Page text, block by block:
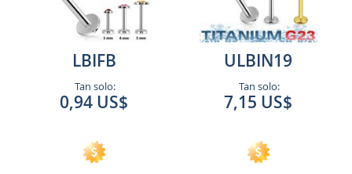
LBIFB
Tan solo:
0,94 US$
ULBIN19
Tan solo:
7,15 US$